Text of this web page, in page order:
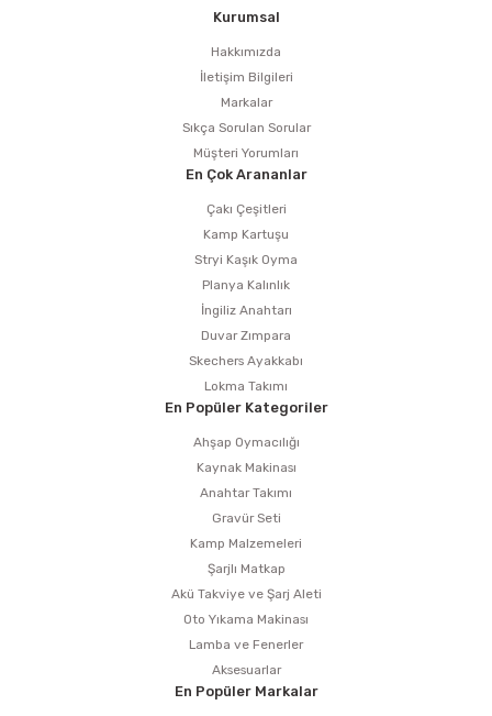
Kurumsal
Hakkımızda
İletişim Bilgileri
Markalar
Sıkça Sorulan Sorular
Müşteri Yorumları
En Çok Arananlar
Çakı Çeşitleri
Kamp Kartuşu
Stryi Kaşık Oyma
Planya Kalınlık
İngiliz Anahtarı
Duvar Zımpara
Skechers Ayakkabı
Lokma Takımı
En Popüler Kategoriler
Ahşap Oymacılığı
Kaynak Makinası
Anahtar Takımı
Gravür Seti
Kamp Malzemeleri
Şarjlı Matkap
Akü Takviye ve Şarj Aleti
Oto Yıkama Makinası
Lamba ve Fenerler
Aksesuarlar
En Popüler Markalar